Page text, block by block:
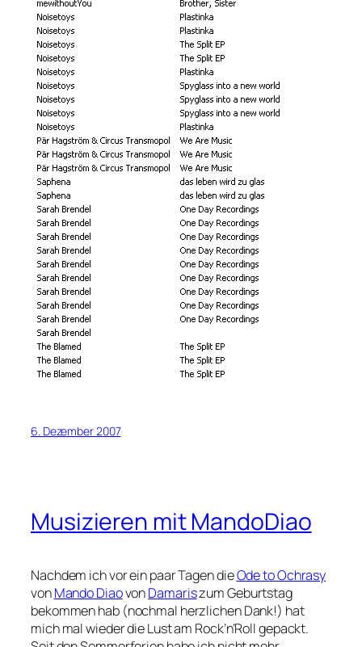
6. Dezember 2007
Musizieren mit MandoDiao
Nachdem ich vor ein paar Tagen dieOde to Ochrasy
vonMando DiaovonDamariszum Geburtstag
bekommen hab (nochmal herzlichen Dank!) hat
mich mal wieder die Lust am Rock’n’Roll gepackt.